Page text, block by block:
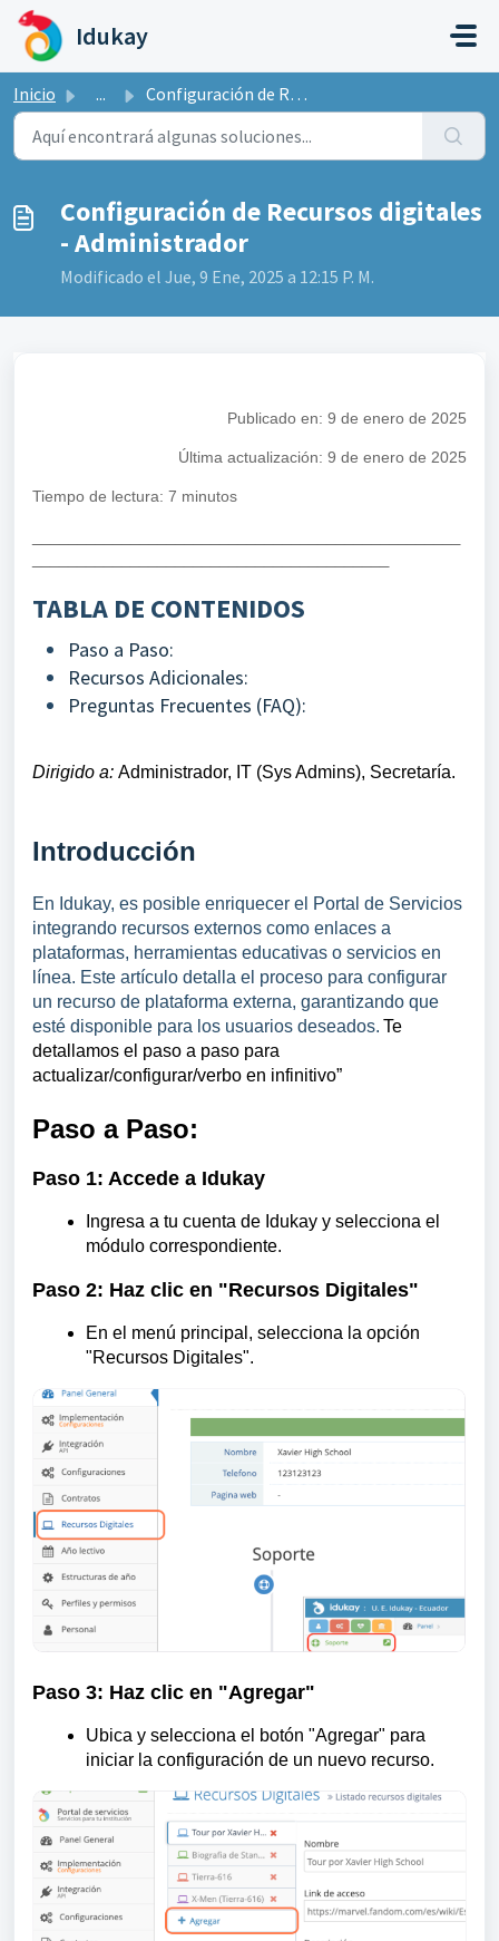
Saltar al contenido principal
Idukay
Inicio ... Configuración de Recursos digitales - Administrador
Configuración de Recursos digitales
- Administrador
Modificado el Jue, 9 Ene, 2025 a 12:15 P. M.
Publicado en: 9 de enero de 2025
Última actualización: 9 de enero de 2025
Tiempo de lectura: 7 minutos
TABLA DE CONTENIDOS
Paso a Paso:
Recursos Adicionales:
Preguntas Frecuentes (FAQ):
Dirigido a: Administrador, IT (Sys Admins), Secretaría.
Introducción
En Idukay, es posible enriquecer el Portal de Servicios
integrando recursos externos como enlaces a
plataformas, herramientas educativas o servicios en
línea. Este artículo detalla el proceso para configurar
un recurso de plataforma externa, garantizando que
esté disponible para los usuarios deseados. Te
detallamos el paso a paso para
actualizar/configurar/verbo en infinitivo”
Paso a Paso:
Paso 1: Accede a Idukay
Ingresa a tu cuenta de Idukay y selecciona el
módulo correspondiente.
Paso 2: Haz clic en "Recursos Digitales"
En el menú principal, selecciona la opción
"Recursos Digitales".
Paso 3: Haz clic en "Agregar"
Ubica y selecciona el botón "Agregar" para
iniciar la configuración de un nuevo recurso.